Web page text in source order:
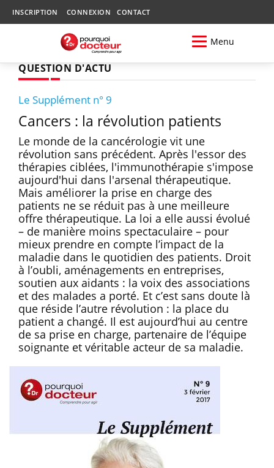
INSCRIPTION CONNEXION CONTACT
Menu
QUESTION D'ACTU
Le Supplément n° 9
Cancers : la révolution patients
Le monde de la cancérologie vit une
révolution sans précédent. Après l'essor des
thérapies ciblées, l'immunothérapie s'impose
aujourd'hui dans l'arsenal thérapeutique.
Mais améliorer la prise en charge des
patients ne se réduit pas à une meilleure
offre thérapeutique. La loi a elle aussi évolué
– de manière moins spectaculaire – pour
mieux prendre en compte l’impact de la
maladie dans le quotidien des patients. Droit
à l’oubli, aménagements en entreprises,
soutien aux aidants : la voix des associations
et des malades a porté. Et c’est sans doute là
que réside l’autre révolution : la place du
patient a changé. Il est aujourd’hui au centre
de sa prise en charge, partenaire de l’équipe
soignante et véritable acteur de sa maladie.